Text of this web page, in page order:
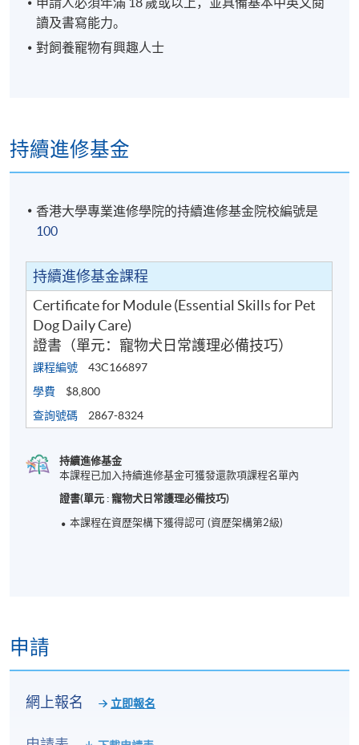
Ms Hami Cheung
獨特的烘焙技術聞名，並成為大型商場及品牌的合作
夥伴。多年來，她堅持選用高品質食材，確保每件作
食領域，結合烘焙美學與營養配方，為毛孩打造安
全、健康又美味的專屬點心。Hami嚴選優質原料，堅
守食品安全標準，並在課程中細心教授製作技巧與營
養搭配，讓學員不僅能親手製作出兼顧美感與健康的
寵物零食，更能掌握專業知識，開啟毛孩幸福味覺的
新篇章。
嗎？｜梁偉聰
寵物友善餐廳｜7.9實施！66間狗隻可進入連鎖餐廳+9
讀及書寫能力。
對飼養寵物有興趣人士
持續進修基金
香港大學專業進修學院的持續進修基金院校編號是
100
持續進修基金課程
Certificate for Module (Essential Skills for Pet
Dog Daily Care)
證書（單元：寵物犬日常護理必備技巧）
課程編號
43C166897
學費
$8,800
查詢號碼
2867-8324
持續進修基金
本課程已加入持續進修基金可獲發還款項課程名單內
證書(單元 : 寵物犬日常護理必備技巧)
本課程在資歴架構下獲得認可 (資歴架構第2級)
申請
網上報名 立即報名